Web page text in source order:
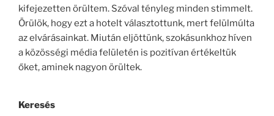
kifejezetten örültem. Szóval tényleg minden stimmelt.
Örülök, hogy ezt a hotelt választottunk, mert felülmúlta
az elvárásainkat. Miután eljöttünk, szokásunkhoz híven
a közösségi média felületén is pozitívan értékeltük
őket, aminek nagyon örültek.
Keresés